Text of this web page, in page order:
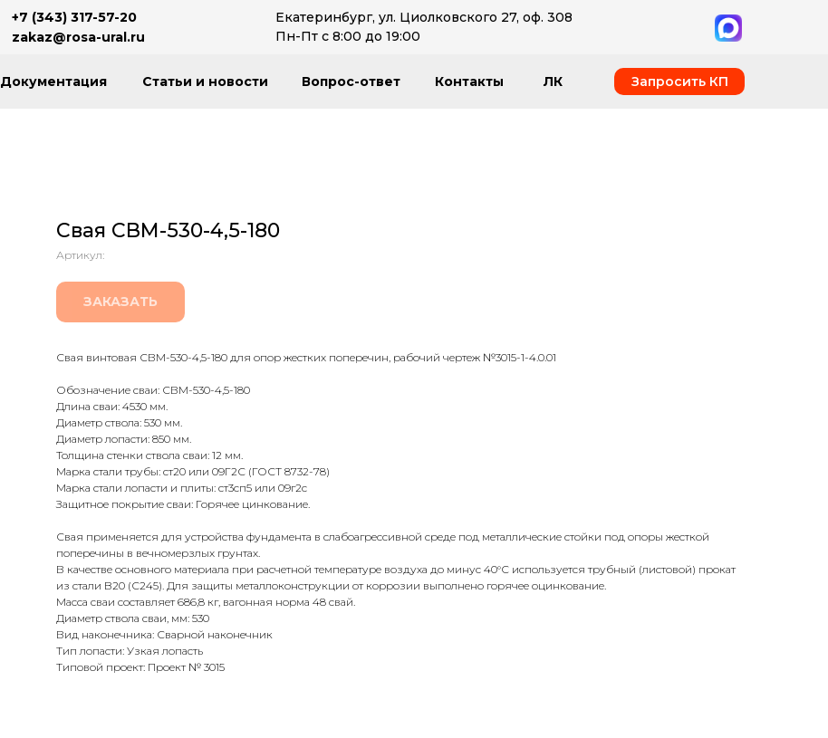
Статьи и новости Вопрос-ответ ЛК
Контакты
Документация Запросить КП
zakaz@rosa-ural.ru
+7 (343) 317-57-20
Екатеринбург, ул. Циолковского 27, оф. 308
Пн-Пт с 8:00 до 19:00
Свая СВМ-530-4,5-180
Артикул:
ЗАКАЗАТЬ
Свая винтовая СВМ-530-4,5-180 для опор жестких поперечин, рабочий чертеж №3015-1-4.0.01
Обозначение сваи: СВМ-530-4,5-180
Длина сваи: 4530 мм.
Диаметр ствола: 530 мм.
Диаметр лопасти: 850 мм.
Толщина стенки ствола сваи: 12 мм.
Марка стали трубы: ст20 или 09Г2С (ГОСТ 8732-78)
Марка стали лопасти и плиты: ст3сп5 или 09г2с
Защитное покрытие сваи: Горячее цинкование.
Свая применяется для устройства фундамента в слабоагрессивной среде под металлические стойки под опоры жесткой
поперечины в вечномерзлых грунтах.
В качестве основного материала при расчетной температуре воздуха до минус 40°С используется трубный (листовой) прокат
из стали B20 (С245). Для защиты металлоконструкции от коррозии выполнено горячее оцинкование.
Масса сваи составляет 686,8 кг, вагонная норма 48 свай.
Диаметр ствола сваи, мм: 530
Вид наконечника: Сварной наконечник
Тип лопасти: Узкая лопасть
Типовой проект: Проект № 3015